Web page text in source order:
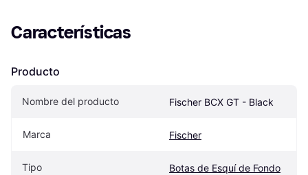
Características
Producto
Nombre del producto Fischer BCX GT - Black
Marca Fischer
Tipo Botas de Esquí de Fondo